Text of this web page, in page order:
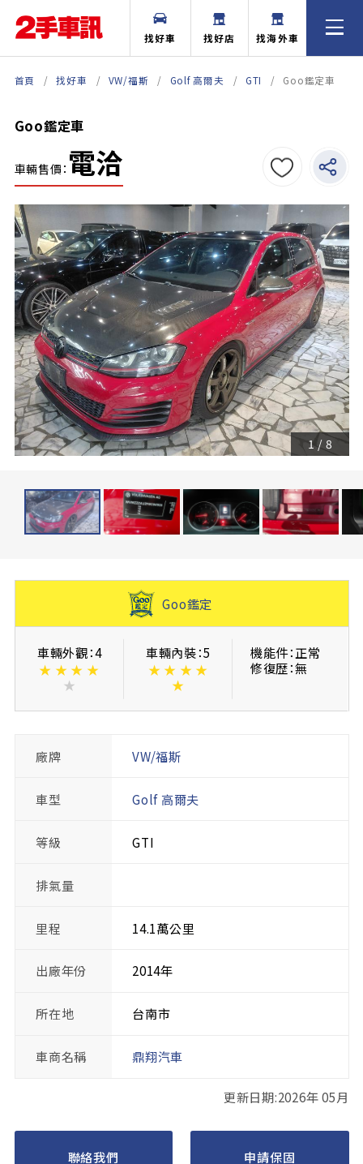
找好車 找好店 找海外車
首頁 找好車 VW/福斯 Golf 高爾夫 GTI Goo鑑定車
Goo鑑定車
車輛售價： 電洽
1/ 8
Goo鑑定
車輛外觀：4
★ ★ ★ ★
★
車輛內裝：5
★ ★ ★ ★
★
機能件：正常
修復歴：無
廠牌 VW/福斯
車型 Golf 高爾夫
等級 GTI
排氣量
里程 14.1萬公里
出廠年份 2014年
所在地 台南市
車商名稱 鼎翔汽車
更新日期:2026年 05月
聯絡我們 申請保固